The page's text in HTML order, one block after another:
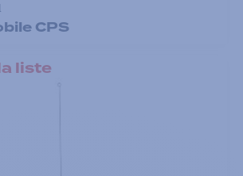
CPS
liste